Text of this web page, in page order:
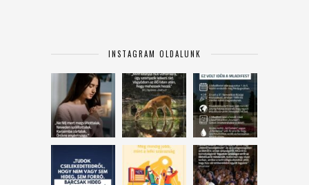
INSTAGRAM OLDALUNK